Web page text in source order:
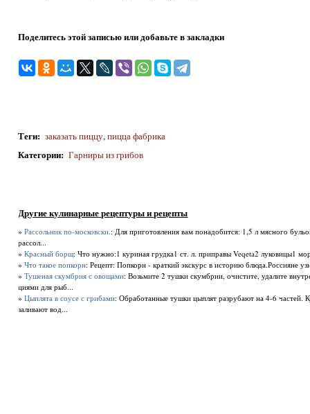
Поделитесь этой записью или добавьте в закладки
Теги: заказать пиццу,пицца фабрика
Категории: Гарниры из грибов
Другие кулинарные рецептуры и рецепты
»Рассольник по-московски.: Для приготовления вам понадобится: 1,5 л мясного
рассол...
»Красный борщ: Что нужно:1 куриная грудка1 ст. л. приправы Veqeta2 луковицы1
»Что такое попкорн: Рецепт: Попкорн - краткий экскурс в историю блюда.Россияне
»Тушеная скумбрия с овощами: Возьмите 2 тушки скумбрии, очистите, удалите
циями для рыб...
»Цыплята в соусе с грибами: Обработанные тушки цыплят разрубают на 4-6 частей.
заливают вод...